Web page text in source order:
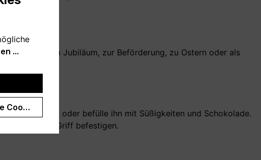
Auch zum Jubiläum, zur Beförderung, zu Ostern oder als
Kaffeepott oder befülle ihn mit Süßigkeiten und Schokolade.
am Griff befestigen.
...